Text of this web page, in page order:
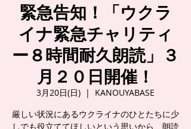
緊急告知！「ウクラ
イナ緊急チャリティ
ー８時間耐久朗読」３
月２０日開催！
3月20日(日)
  |
KANOUYABASE
厳しい状況にあるウクライナのひとたちに少
しでも役立ててほしいという思いから、朗読